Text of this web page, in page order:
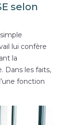
selon
lui confère
la
Dans les faits,
fonction